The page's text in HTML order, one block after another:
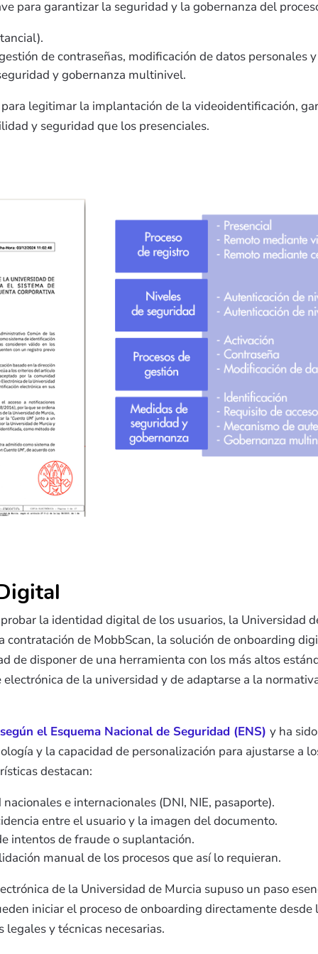
para garantizar la seguridad y la gobernanza del
de contraseñas, modificación de datos personales
y gobernanza multinivel.
legitimar la implantación de la videoidentificación,
y seguridad que los presenciales.
la identidad digital de los usuarios, la Universidad
contratación de MobbScan, la solución de onboarding
de disponer de una herramienta con los más altos
de la universidad y de adaptarse a la
el Esquema Nacional de Seguridad (ENS)y ha
y la capacidad de personalización para ajustarse a
destacan:
e internacionales (DNI, NIE, pasaporte).
entre el usuario y la imagen del documento.
intentos de fraude o suplantación.
manual de los procesos que así lo requieran.
de la Universidad de Murcia supuso un paso
iniciar el proceso de onboarding directamente
y técnicas necesarias.